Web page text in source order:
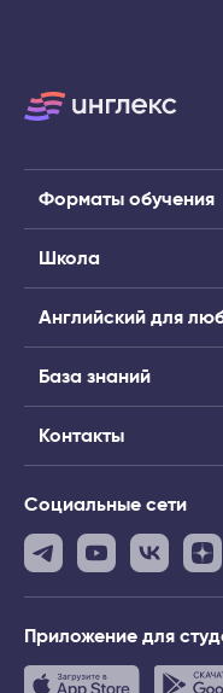
Форматы обучения
Школа
Английский для
База знаний
Контакты
Социальные сети
Приложение для